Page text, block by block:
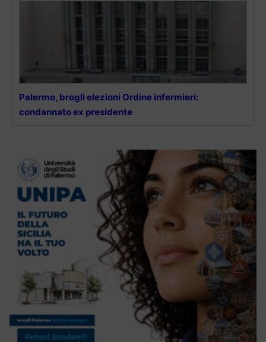
Palermo, brogli elezioni Ordine infermieri:
condannato ex presidente